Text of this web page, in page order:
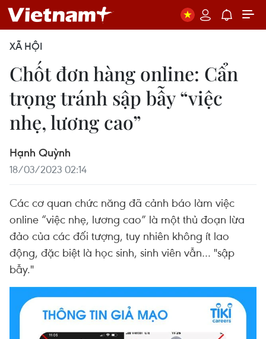
XÃ HỘI
Chốt đơn hàng online: Cẩn
trọng tránh sập bẫy “việc
nhẹ, lương cao”
Hạnh Quỳnh
18/03/2023 02:14
Các cơ quan chức năng đã cảnh báo làm việc
online “việc nhẹ, lương cao” là một thủ đoạn lừa
đảo của các đối tượng, tuy nhiên không ít lao
động, đặc biệt là học sinh, sinh viên vẫn… "sập
bẫy."